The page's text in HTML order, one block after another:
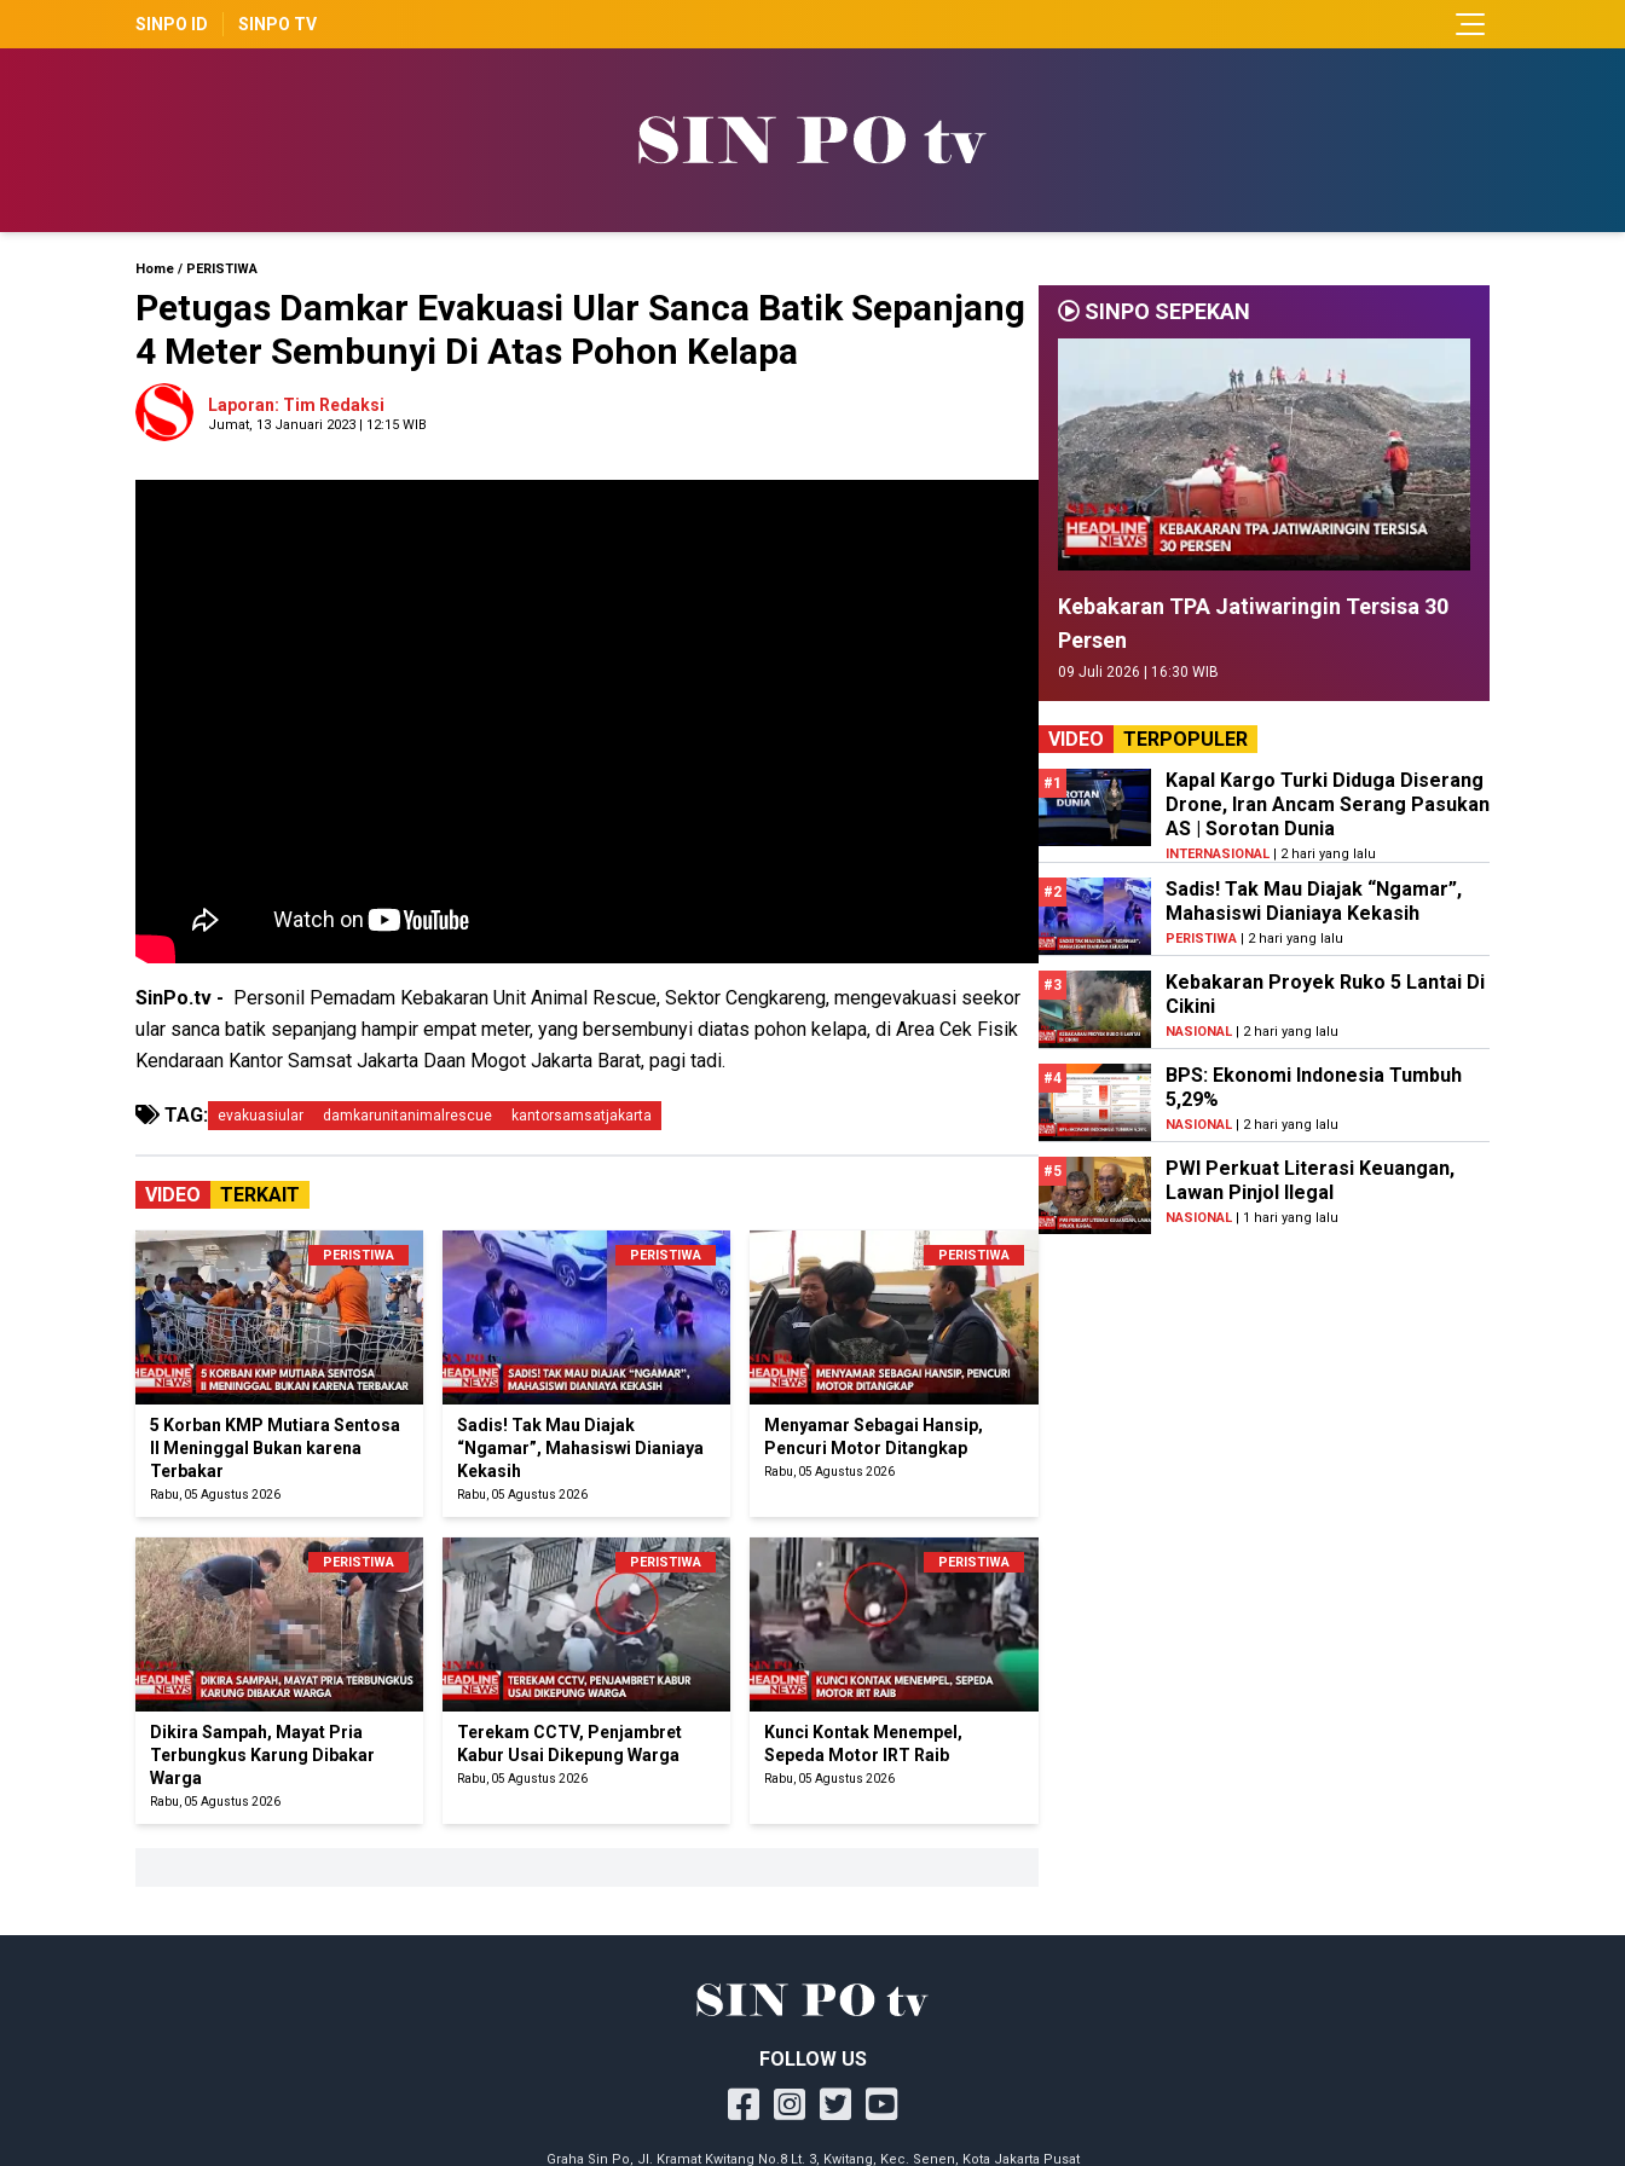
SINPO ID SINPO TV
Home / PERISTIWA
Petugas Damkar Evakuasi Ular Sanca Batik Sepanjang
4 Meter Sembunyi Di Atas Pohon Kelapa
Laporan: Tim Redaksi
Jumat, 13 Januari 2023 | 12:15 WIB
SinPo.tv -
Personil Pemadam Kebakaran Unit Animal Rescue, Sektor Cengkareng, mengevakuasi seekor
ular sanca batik sepanjang hampir empat meter, yang bersembunyi diatas pohon kelapa, di Area Cek Fisik
Kendaraan Kantor Samsat Jakarta Daan Mogot Jakarta Barat, pagi tadi.
TAG: evakuasiular damkarunitanimalrescue kantorsamsatjakarta
VIDEO TERKAIT
PERISTIWA
5 Korban KMP Mutiara Sentosa
II Meninggal Bukan karena
Terbakar
Rabu, 05 Agustus 2026
PERISTIWA
Sadis! Tak Mau Diajak
“Ngamar”, Mahasiswi Dianiaya
Kekasih
Rabu, 05 Agustus 2026
PERISTIWA
Menyamar Sebagai Hansip,
Pencuri Motor Ditangkap
Rabu, 05 Agustus 2026
PERISTIWA
Dikira Sampah, Mayat Pria
Terbungkus Karung Dibakar
Warga
Rabu, 05 Agustus 2026
PERISTIWA
Terekam CCTV, Penjambret
Kabur Usai Dikepung Warga
Rabu, 05 Agustus 2026
PERISTIWA
Kunci Kontak Menempel,
Sepeda Motor IRT Raib
Rabu, 05 Agustus 2026
SINPO SEPEKAN
Kebakaran TPA Jatiwaringin Tersisa 30
Persen
09 Juli 2026 | 16:30 WIB
VIDEO TERPOPULER
#1
Kapal Kargo Turki Diduga Diserang
Drone, Iran Ancam Serang Pasukan
AS | Sorotan Dunia
INTERNASIONAL| 2 hari yang lalu
#2
Sadis! Tak Mau Diajak “Ngamar”,
Mahasiswi Dianiaya Kekasih
PERISTIWA| 2 hari yang lalu
#3
Kebakaran Proyek Ruko 5 Lantai Di
Cikini
NASIONAL| 2 hari yang lalu
#4
BPS: Ekonomi Indonesia Tumbuh
5,29%
NASIONAL| 2 hari yang lalu
#5
PWI Perkuat Literasi Keuangan,
Lawan Pinjol Ilegal
NASIONAL| 1 hari yang lalu
FOLLOW US
Graha Sin Po, Jl. Kramat Kwitang No.8 Lt. 3, Kwitang, Kec. Senen, Kota Jakarta Pusat